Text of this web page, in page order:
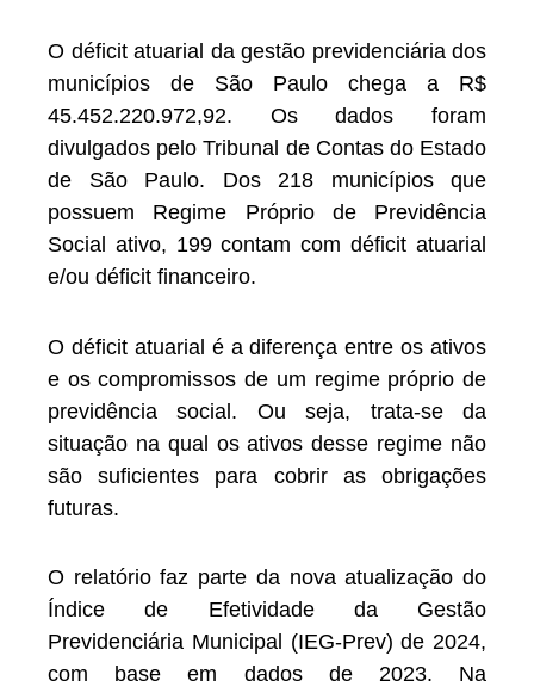
O déficit atuarial da gestão previdenciária dos
municípios de São Paulo chega a R$
45.452.220.972,92. Os dados foram
divulgados pelo Tribunal de Contas do Estado
de São Paulo. Dos 218 municípios que
possuem Regime Próprio de Previdência
Social ativo, 199 contam com déficit atuarial
e/ou déficit financeiro.
O déficit atuarial é a diferença entre os ativos
e os compromissos de um regime próprio de
previdência social. Ou seja, trata-se da
situação na qual os ativos desse regime não
são suficientes para cobrir as obrigações
futuras.
O relatório faz parte da nova atualização do
Índice de Efetividade da Gestão
Previdenciária Municipal (IEG-Prev) de 2024,
com base em dados de 2023. Na